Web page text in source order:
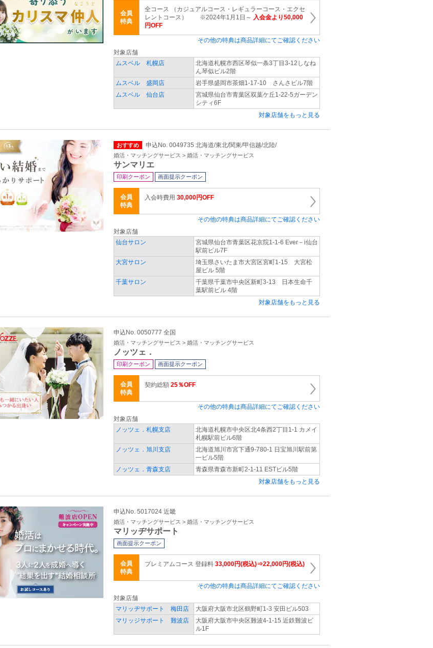
会員
特典
全コース （カジュアルコース・レギュラーコース・エクセ
レントコース） ※2024年1月1日～ 入会金より50,000
円OFF
その他の特典は商品詳細にてご確認ください
対象店舗
ムスベル 札幌店
北海道札幌市西区琴似一条3丁目3-12しなね
ん琴似ビル2階
ムスベル 盛岡店
岩手県盛岡市茶畑1-17-10 さんさビル7階
ムスベル 仙台店
宮城県仙台市青葉区双葉ケ丘1-22-5ガーデン
シティ6F
対象店舗をもっと見る
おすすめ 申込No. 0049735 北海道/東北/関東/甲信越/北陸/
婚活・マッチングサービス > 婚活・マッチングサービス
サンマリエ
印刷クーポン 画面提示クーポン
会員
特典
入会時費用 30,000円OFF
その他の特典は商品詳細にてご確認ください
対象店舗
仙台サロン
宮城県仙台市青葉区花京院1-1-6 Ever－i仙台
駅前ビル7F
大宮サロン
埼玉県さいたま市大宮区宮町1-15 大宮松
屋ビル 5階
千葉サロン
千葉県千葉市中央区新町3-13 日本生命千
葉駅前ビル 4階
対象店舗をもっと見る
申込No. 0050777 全国
婚活・マッチングサービス > 婚活・マッチングサービス
ノッツェ．
印刷クーポン 画面提示クーポン
会員
特典
契約総額 25％OFF
その他の特典は商品詳細にてご確認ください
対象店舗
ノッツェ．札幌支店
北海道札幌市中央区北4条西2丁目1-1 カメイ
札幌駅前ビル6階
ノッツェ．旭川支店
北海道旭川市宮下通9-780-1 日宝旭川駅前第
一ビル5階
ノッツェ．青森支店
青森県青森市新町2-1-11 ESTビル5階
対象店舗をもっと見る
申込No. 5017024 近畿
婚活・マッチングサービス > 婚活・マッチングサービス
マリッヂサポート
画面提示クーポン
会員
特典
プレミアムコース 登録料 33,000円(税込)⇒22,000円(税込)
その他の特典は商品詳細にてご確認ください
対象店舗
マリッヂサポート 梅田店
大阪府大阪市北区鶴野町1‐3 安田ビル503
マリッジサポート 難波店
大阪府大阪市中央区難波4-1-15 近鉄難波ビ
ル1F